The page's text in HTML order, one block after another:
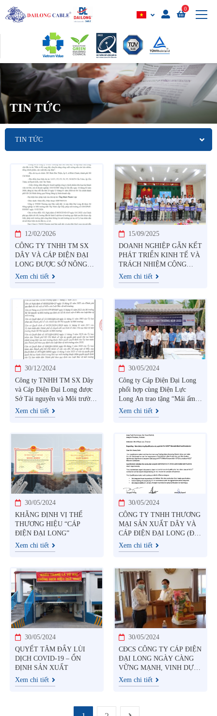
0
TIN TỨC
TIN TỨC
12/02/2026
CÔNG TY TNHH TM SX
DÂY VÀ CÁP ĐIỆN ĐẠI
LONG ĐƯỢC SỞ NÔNG
NGHIỆP VÀ MÔI TRƯỜNG
TỈNH TÂY NINH CẤP
Xem chi tiết
15/09/2025
DOANH NGHIỆP GẮN KẾT
PHÁT TRIỂN KINH TẾ VÀ
TRÁCH NHIỆM CỘNG
ĐỒNG
Xem chi tiết
30/12/2024
Công ty TNHH TM SX Dây
và Cáp Điện Đại Long được
Sở Tài nguyên và Môi trường
TP.HCM cấp giấy phép môi
trường
Xem chi tiết
30/05/2024
Công ty Cáp Điện Đại Long
phối hợp cùng Điện Lực
Long An trao tặng “Mái ấm
tình thương” cho gia đình có
hoàn cảnh khó khăn
Xem chi tiết
30/05/2024
KHẲNG ĐỊNH VỊ THẾ
THƯƠNG HIỆU “CÁP
ĐIỆN ĐẠI LONG”
Xem chi tiết
30/05/2024
CÔNG TY TNHH THƯƠNG
MẠI SẢN XUẤT DÂY VÀ
CÁP ĐIỆN ĐẠI LONG (ĐẠI
LONG) LÀ ĐỐI TÁC TIN
CẬY TẠI VIỆT NAM ĐÃ
GLOBAL (HOA KỲ) ỦY
QUYỀN SỬ DỤNG LÕI
COMPOSITE ĐỂ SẢN
XUẤT VÀ KINH DOANH
SẢN PHẨM CÁP NHÔM
SIÊU NHIỆT LÕI
COMPOSITE ACCC®
Xem chi tiết
30/05/2024
QUYẾT TÂM ĐẨY LÙI
DỊCH COVID-19 – ỔN
ĐỊNH SẢN XUẤT
Xem chi tiết
30/05/2024
CĐCS CÔNG TY CÁP ĐIỆN
ĐẠI LONG NGÀY CÀNG
VỮNG MẠNH, VINH DỰ
ĐÓN CHỦ TỊCH LĐLĐ
HUYỆN BÌNH CHÁNH
ẤT SỬU 2021
Xem chi tiết